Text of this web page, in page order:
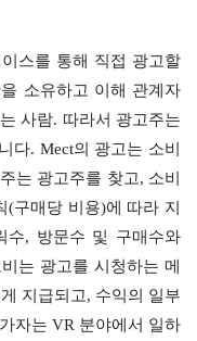
스를 통해 직접 광고할
소유하고 이해 관계자
사람. 따라서 광고주는
다. Mect의 광고는 소비
는 광고주를 찾고, 소비
구매당 비용)에 따라 지
수, 방문수 및 구매수와
는 광고를 시청하는 메
지급되고, 수익의 일부
자는 VR 분야에서 일하